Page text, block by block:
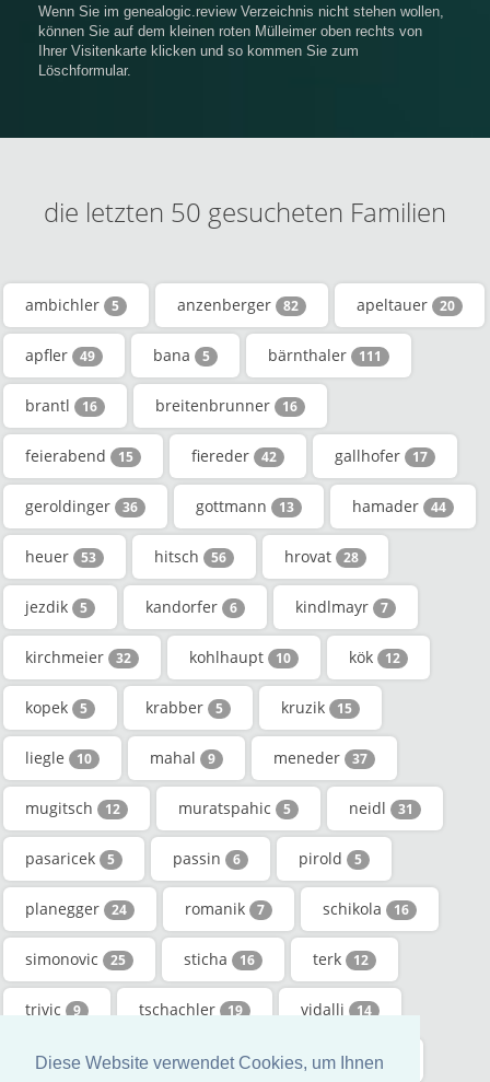
Diese Website verwendet Cookies, um Ihnen
Wenn Sie im genealogic.review Verzeichnis nicht stehen wollen,
können Sie auf dem kleinen roten Mülleimer oben rechts von
Ihrer Visitenkarte klicken und so kommen Sie zum
Löschformular.
die letzten 50 gesucheten Familien
ambichler 5 anzenberger 82 apeltauer 20
apfler 49 bana 5 bärnthaler 111
brantl 16 breitenbrunner 16
feierabend 15 fiereder 42 gallhofer 17
geroldinger 36 gottmann 13 hamader 44
heuer 53 hitsch 56 hrovat 28
jezdik 5 kandorfer 6 kindlmayr 7
kirchmeier 32 kohlhaupt 10 kök 12
kopek 5 krabber 5 kruzik 15
liegle 10 mahal 9 meneder 37
mugitsch 12 muratspahic 5 neidl 31
pasaricek 5 passin 6 pirold 5
planegger 24 romanik 7 schikola 16
simonovic 25 sticha 16 terk 12
trivic 9 tschachler 19 vidalli 14
wahringer 13 wölbl 8 wondrak 48